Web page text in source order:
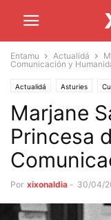
Entamu Actualidá
Comunicación y
Actualidá Asturies
Marjane
Princesa
Por xixonaldia - 30/04/